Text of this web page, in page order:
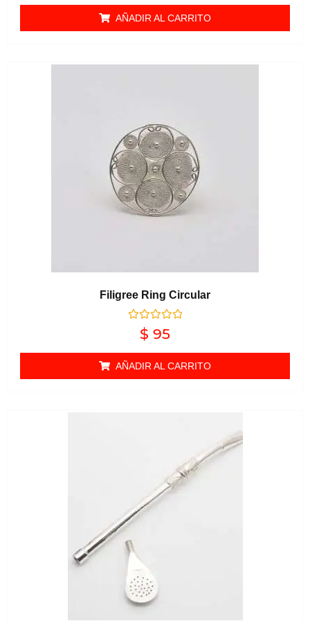
AÑADIR AL CARRITO
Filigree Ring Circular
Valorado en
$ 95
AÑADIR AL CARRITO